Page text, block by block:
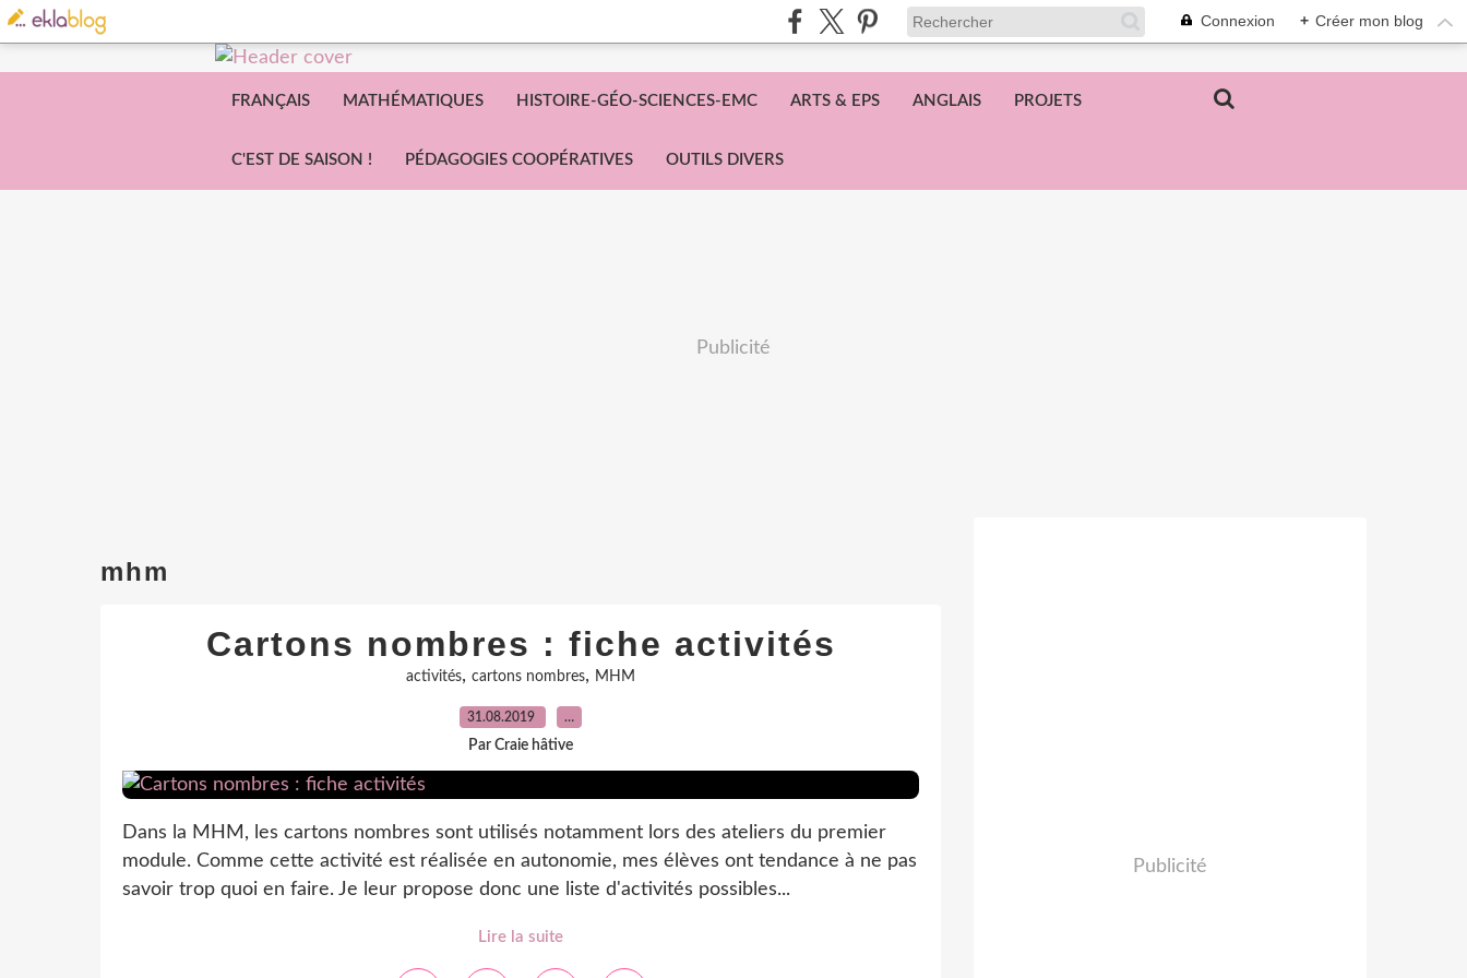
Connexion + Créer mon blog
FRANÇAIS MATHÉMATIQUES HISTOIRE-GÉO-SCIENCES-EMC ARTS & EPS ANGLAIS PROJETS
C'EST DE SAISON ! PÉDAGOGIES COOPÉRATIVES OUTILS DIVERS
Publicité
mhm
Cartons nombres : fiche activités
activités, cartons nombres, MHM
31.08.2019 …
Par Craie hâtive
Dans la MHM, les cartons nombres sont utilisés notamment lors des ateliers du premier
module. Comme cette activité est réalisée en autonomie, mes élèves ont tendance à ne pas
savoir trop quoi en faire. Je leur propose donc une liste d'activités possibles...
Lire la suite
Publicité